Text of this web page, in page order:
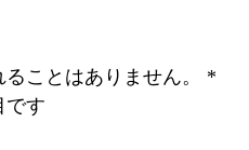
ことはありません。
*
です